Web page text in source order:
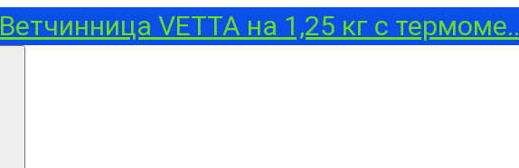
Ветчинница VETTA на 1,25 кг с термоме..